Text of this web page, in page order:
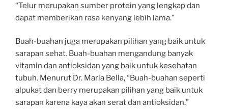
“Telur merupakan sumber protein yang lengkap dan
dapat memberikan rasa kenyang lebih lama.”
Buah-buahan juga merupakan pilihan yang baik untuk
sarapan sehat. Buah-buahan mengandung banyak
vitamin dan antioksidan yang baik untuk kesehatan
tubuh. Menurut Dr. Maria Bella, “Buah-buahan seperti
alpukat dan berry merupakan pilihan yang baik untuk
sarapan karena kaya akan serat dan antioksidan.”